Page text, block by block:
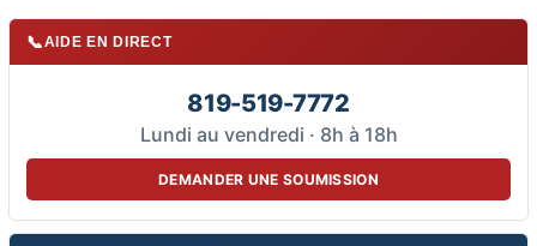
📞AIDE EN DIRECT
819-519-7772
Lundi au vendredi · 8h à 18h
DEMANDER UNE SOUMISSION